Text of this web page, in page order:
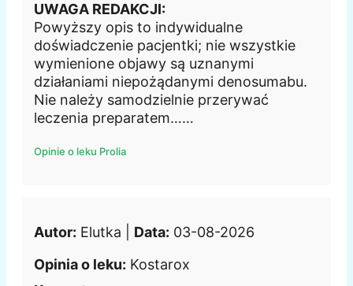
UWAGA REDAKCJI:
Powyższy opis to indywidualne
doświadczenie pacjentki; nie wszystkie
wymienione objawy są uznanymi
działaniami niepożądanymi denosumabu.
Nie należy samodzielnie przerywać
leczenia preparatem……
Opinie o leku Prolia
Autor: Elutka | Data: 03-08-2026
Opinia o leku: Kostarox